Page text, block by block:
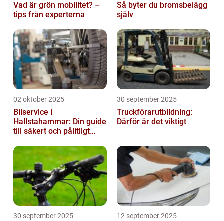
Vad är grön mobilitet? –
tips från experterna
Så byter du bromsbelägg
själv
02 oktober 2025
Bilservice i
Hallstahammar: Din guide
till säkert och pålitligt
30 september 2025
Truckförarutbildning:
Därför är det viktigt
30 september 2025 12 september 2025